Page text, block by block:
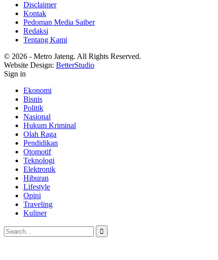
Disclaimer
Kontak
Pedoman Media Saiber
Redaksi
Tentang Kami
© 2026 - Metro Jateng. All Rights Reserved.
Website Design: BetterStudio
Sign in
Ekonomi
Bisnis
Politik
Nasional
Hukum Kriminal
Olah Raga
Pendidikan
Otomotif
Teknologi
Elektronik
Hiburan
Lifestyle
Opini
Traveling
Kuliner